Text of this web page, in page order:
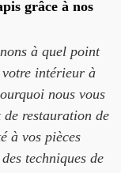
grâce à nos
à quel point
votre intérieur à
nous vous
de restauration de
à vos pièces
techniques de